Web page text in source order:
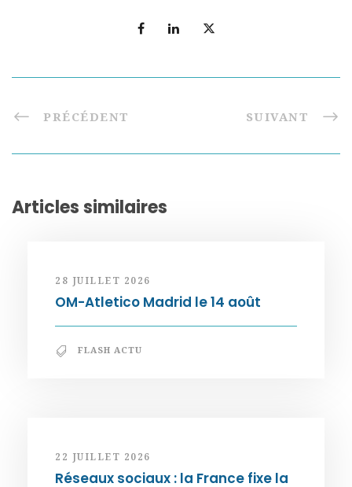
PRÉCÉDENT SUIVANT
Articles similaires
28 JUILLET 2026
OM-Atletico Madrid le 14 août
FLASH ACTU
22 JUILLET 2026
Réseaux sociaux : la France fixe la